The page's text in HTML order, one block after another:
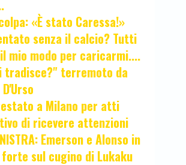
«È stato Caressa!»
senza il calcio? Tutti
mio modo per caricarmi....
tradisce?" terremoto da
a Milano per atti
di ricevere attenzioni
Emerson e Alonso in
sul cugino di Lukaku